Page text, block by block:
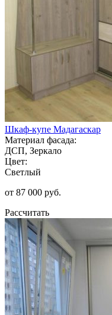
Шкаф-купе Мадагаскар
Материал фасада:
ДСП, Зеркало
Цвет:
Светлый
от 87 000 руб.
Рассчитать